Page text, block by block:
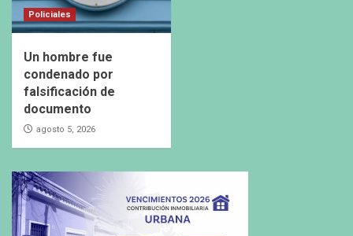
Policiales
Un hombre fue
condenado por
falsificación de
documento
agosto 5, 2026